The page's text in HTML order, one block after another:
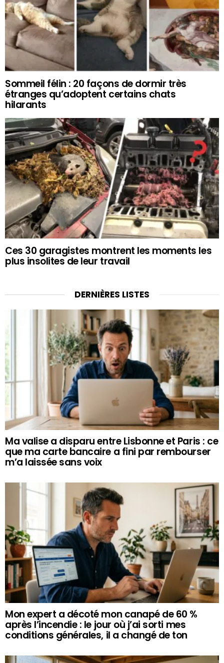
Sommeil félin : 20 façons de dormir très
étranges qu’adoptent certains chats
hilarants
Ces 30 garagistes montrent les moments les
plus insolites de leur travail
DERNIÈRES LISTES
Ma valise a disparu entre Lisbonne et Paris : ce
que ma carte bancaire a fini par rembourser
m’a laissée sans voix
Mon expert a décoté mon canapé de 60 %
après l’incendie : le jour où j’ai sorti mes
conditions générales, il a changé de ton